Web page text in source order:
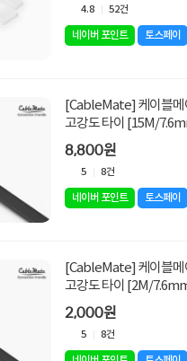
4.8 52건
네이버 포인트 토스페이
[CableMate] 케이블메
고강도 타이 [15M/
S15/CM5362] [락 25개
8,800원
5 8건
네이버 포인트 토스페이
[CableMate] 케이블메
고강도 타이 [2M/
[락 5개입 포함]
2,000원
5 8건